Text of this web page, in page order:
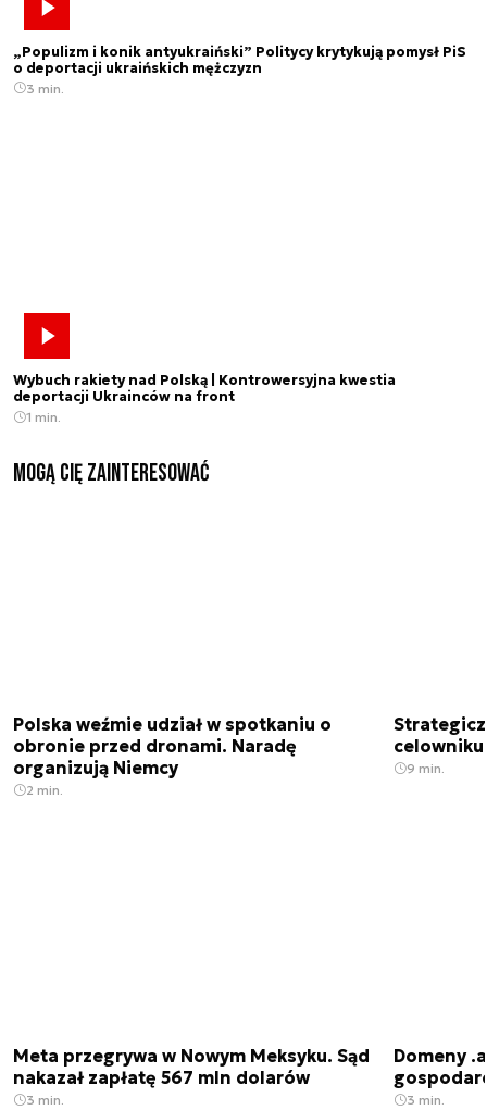
„Populizm i konik antyukraiński” Politycy krytykują pomysł PiS
o deportacji ukraińskich mężczyzn
3 min.
Wybuch rakiety nad Polską | Kontrowersyjna kwestia
deportacji Ukrainców na front
1 min.
Mogą Cię zainteresować
Polska weźmie udział w spotkaniu o
obronie przed dronami. Naradę
organizują Niemcy
2 min.
9 min.
Meta przegrywa w Nowym Meksyku. Sąd
nakazał zapłatę 567 mln dolarów
3 min.
Domeny
3 min.